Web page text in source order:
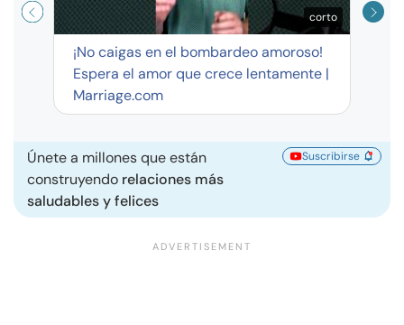
corto
¡No caigas en el bombardeo amoroso!
Espera el amor que crece lentamente |
Marriage.com
Únete a millones que están
construyendo relaciones más
saludables y felices
Suscribirse